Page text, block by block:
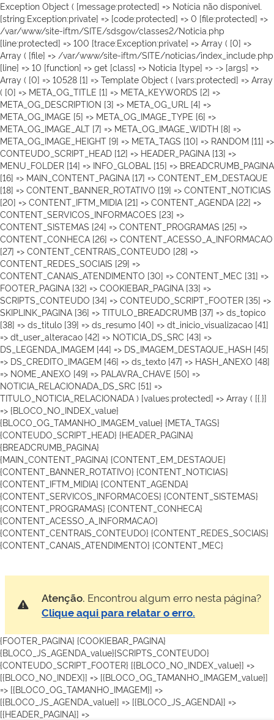
Exception Object ( [message:protected] => Notícia não disponível.
[string:Exception:private] => [code:protected] => 0 [file:protected] =>
/var/www/site-iftm/SITE/sdsgov/classes2/Noticia.php
[line:protected] => 100 [trace:Exception:private] => Array ( [0] =>
Array ( [file] => /var/www/site-iftm/SITE/noticias/index_include.php
[line] => 10 [function] => get [class] => Noticia [type] => -> [args] =>
Array ( [0] => 10528 [1] => Template Object ( [vars:protected] => Array
( [0] => META_OG_TITLE [1] => META_KEYWORDS [2] =>
META_OG_DESCRIPTION [3] => META_OG_URL [4] =>
META_OG_IMAGE [5] => META_OG_IMAGE_TYPE [6] =>
META_OG_IMAGE_ALT [7] => META_OG_IMAGE_WIDTH [8] =>
META_OG_IMAGE_HEIGHT [9] => META_TAGS [10] => RANDOM [11] =>
CONTEUDO_SCRIPT_HEAD [12] => HEADER_PAGINA [13] =>
MENU_FOLDER [14] => INFO_GLOBAL [15] => BREADCRUMB_PAGINA
[16] => MAIN_CONTENT_PAGINA [17] => CONTENT_EM_DESTAQUE
[18] => CONTENT_BANNER_ROTATIVO [19] => CONTENT_NOTICIAS
[20] => CONTENT_IFTM_MIDIA [21] => CONTENT_AGENDA [22] =>
CONTENT_SERVICOS_INFORMACOES [23] =>
CONTENT_SISTEMAS [24] => CONTENT_PROGRAMAS [25] =>
CONTENT_CONHECA [26] => CONTENT_ACESSO_A_INFORMACAO
[27] => CONTENT_CENTRAIS_CONTEUDO [28] =>
CONTENT_REDES_SOCIAIS [29] =>
CONTENT_CANAIS_ATENDIMENTO [30] => CONTENT_MEC [31] =>
FOOTER_PAGINA [32] => COOKIEBAR_PAGINA [33] =>
SCRIPTS_CONTEUDO [34] => CONTEUDO_SCRIPT_FOOTER [35] =>
SKIPLINK_PAGINA [36] => TITULO_BREADCRUMB [37] => ds_topico
[38] => ds_titulo [39] => ds_resumo [40] => dt_inicio_visualizacao [41]
=> dt_user_alteracao [42] => NOTICIA_DS_SRC [43] =>
DS_LEGENDA_IMAGEM [44] => DS_IMAGEM_DESTAQUE_HASH [45]
=> DS_CREDITO_IMAGEM [46] => ds_texto [47] => HASH_ANEXO [48]
=> NOME_ANEXO [49] => PALAVRA_CHAVE [50] =>
NOTICIA_RELACIONADA_DS_SRC [51] =>
TITULO_NOTICIA_RELACIONADA ) [values:protected] => Array ( [{.}]
=> {BLOCO_NO_INDEX_value}
{BLOCO_OG_TAMANHO_IMAGEM_value} {META_TAGS}
{CONTEUDO_SCRIPT_HEAD} {HEADER_PAGINA}
{BREADCRUMB_PAGINA}
{MAIN_CONTENT_PAGINA} {CONTENT_EM_DESTAQUE}
{CONTENT_BANNER_ROTATIVO} {CONTENT_NOTICIAS}
{CONTENT_IFTM_MIDIA} {CONTENT_AGENDA}
{CONTENT_SERVICOS_INFORMACOES} {CONTENT_SISTEMAS}
{CONTENT_PROGRAMAS} {CONTENT_CONHECA}
{CONTENT_ACESSO_A_INFORMACAO}
{CONTENT_CENTRAIS_CONTEUDO} {CONTENT_REDES_SOCIAIS}
{CONTENT_CANAIS_ATENDIMENTO} {CONTENT_MEC}
Atenção. Encontrou algum erro nesta página?
Clique aqui para relatar o erro.
{FOOTER_PAGINA} {COOKIEBAR_PAGINA}
{BLOCO_JS_AGENDA_value}{SCRIPTS_CONTEUDO}
{CONTEUDO_SCRIPT_FOOTER} [{BLOCO_NO_INDEX_value}] =>
[{BLOCO_NO_INDEX}] => [{BLOCO_OG_TAMANHO_IMAGEM_value}]
=> [{BLOCO_OG_TAMANHO_IMAGEM}] =>
[{BLOCO_JS_AGENDA_value}] => [{BLOCO_JS_AGENDA}] =>
[{HEADER_PAGINA}] =>